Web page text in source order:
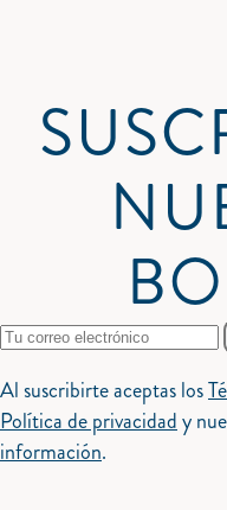
Al suscribirte aceptas los
Política de privacidady
información.